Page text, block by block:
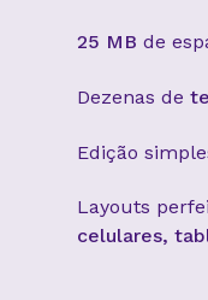
25 MB de
Dezenas de
Edição
Layouts
celulares,